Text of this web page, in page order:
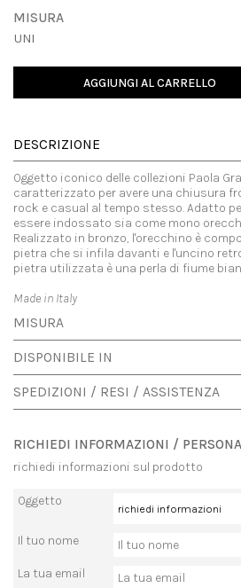
MISURA
UNI
AGGIUNGI AL CARRELLO
DESCRIZIONE
Oggetto iconico delle collezioni Paola
caratterizzato per avere una chiusura
rock e casual al tempo stesso. Adatto
essere indossato sia come mono
Realizzato in bronzo, l'orecchino è
pietra che si infila davanti e l'uncino
pietra utilizzata è una perla di fiume
Made in Italy
MISURA
DISPONIBILE IN
SPEDIZIONI / RESI / ASSISTENZA
RICHIEDI INFORMAZIONI /
richiedi informazioni sul prodotto
Oggetto
Il tuo nome
La tua email